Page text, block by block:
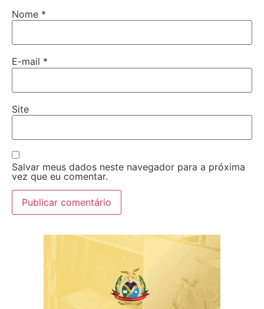
Nome *
E-mail *
Site
Salvar meus dados neste navegador para a próxima
vez que eu comentar.